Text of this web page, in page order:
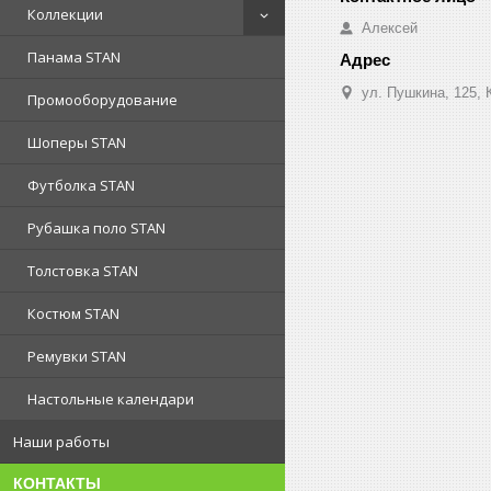
Коллекции
Панама STAN
Промооборудование
Шоперы STAN
Футболка STAN
Рубашка поло STAN
Толстовка STAN
Костюм STAN
Ремувки STAN
Настольные календари
Наши работы
КОНТАКТЫ
Алексей
ул. Пушкина, 125,